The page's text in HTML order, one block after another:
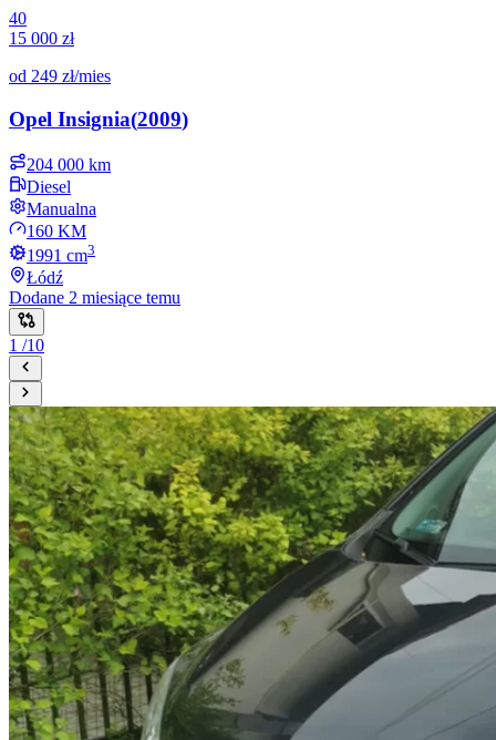
40
15 000 zł
od 249 zł/mies
Opel Insignia(2009)
204 000 km
Diesel
Manualna
160 KM
1991 cm3
Łódź
Dodane 2 miesiące temu
1 /10